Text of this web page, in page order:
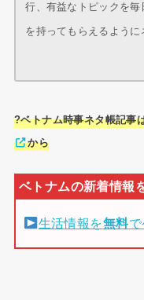
行、有益なトピックを
を持ってもらえるように
?ベトナム時事ネタ帳記事
から
生活情報を無料で